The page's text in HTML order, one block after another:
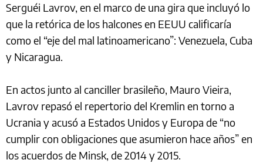
Serguéi Lavrov, en el marco de una gira que incluyó lo
que la retórica de los halcones en EEUU calificaría
como el “eje del mal latinoamericano”: Venezuela, Cuba
y Nicaragua.
En actos junto al canciller brasileño, Mauro Vieira,
Lavrov repasó el repertorio del Kremlin en torno a
Ucrania y acusó a Estados Unidos y Europa de “no
cumplir con obligaciones que asumieron hace años” en
los acuerdos de Minsk, de 2014 y 2015.